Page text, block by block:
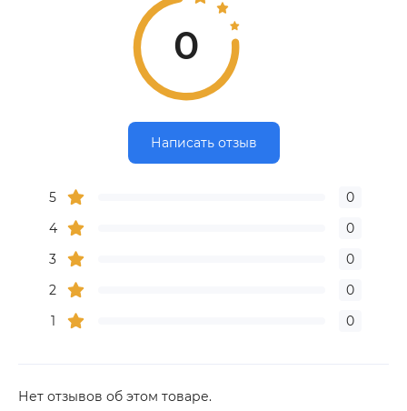
0
Написать отзыв
5
0
4
0
3
0
2
0
1
0
Нет отзывов об этом товаре.